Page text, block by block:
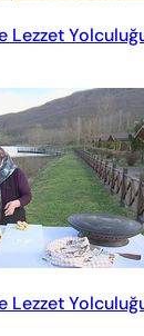
Lezzet
Lezzet